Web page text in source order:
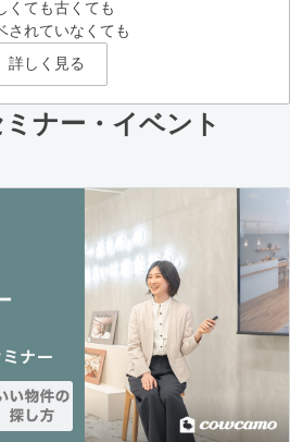
くても古くても
されていなくても
詳しく見る
ナー・イベント